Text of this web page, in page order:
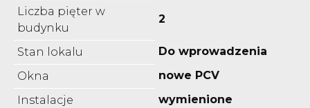
Liczba pięter w
budynku
2
Stan lokalu
Do wprowadzenia
Okna
nowe PCV
Instalacje
wymienione